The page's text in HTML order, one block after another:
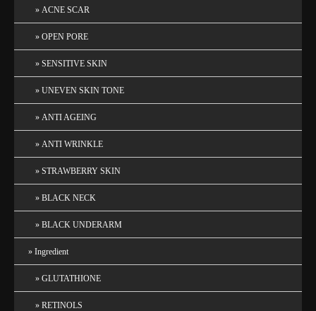
ACNE SCAR
OPEN PORE
SENSITIVE SKIN
UNEVEN SKIN TONE
ANTI AGEING
ANTI WRINKLE
STRAWBERRY SKIN
BLACK NECK
BLACK UNDERARM
Ingredient
GLUTATHIONE
RETINOLS